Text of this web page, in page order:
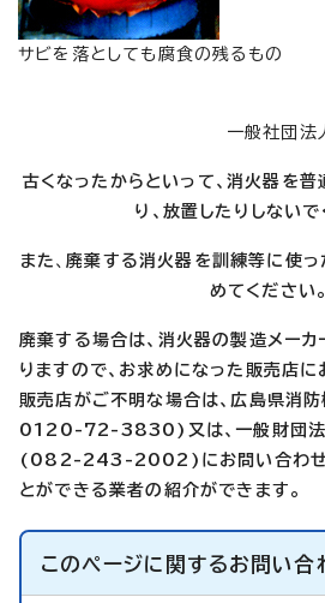
サビを落としても腐食の残るもの
一般社団法
古くなったからといって、消火器を
り、放置したりしないで
また 、廃棄する消火器を訓練等に使っ
めてください。
廃棄する場合は、消火器の製造メー
りますので、お求めになった販売店に
販売店がご不明な場合は、広島県消
0120-72-3830)又は、一般財団法
(082-243-2002)にお問い合わせく
とができる業者の紹介ができます。
このページに関するお問い合